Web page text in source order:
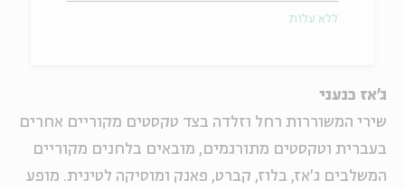
ג'אז כנעני
שירי המשוררות רחל וזלדה בצד טקסטים מקוריים אחרים
בעברית וטקסטים מתורגמים, מובאים בלחנים מקוריים
המשלבים ג'אז, בלוז, קברט, פאנק ומוסיקה לטינית. מופע
ללא עלות